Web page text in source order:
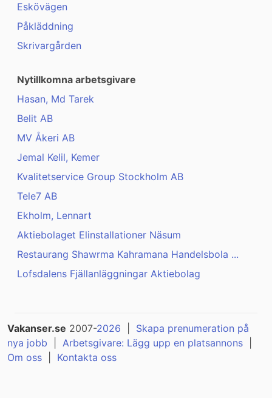
Eskövägen
Påkläddning
Skrivargården
Nytillkomna arbetsgivare
Hasan, Md Tarek
Belit AB
MV Åkeri AB
Jemal Kelil, Kemer
Kvalitetservice Group Stockholm AB
Tele7 AB
Ekholm, Lennart
Aktiebolaget Elinstallationer Näsum
Restaurang Shawrma Kahramana Handelsbola ...
Lofsdalens Fjällanläggningar Aktiebolag
Vakanser.se 2007-2026
Skapa prenumeration på
nya jobb
Arbetsgivare: Lägg upp en platsannons
Om oss
Kontakta oss